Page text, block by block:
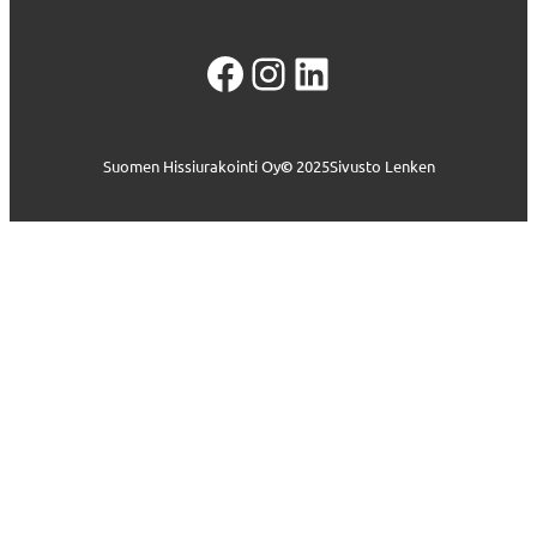
Facebook
Instagram
LinkedIn
Suomen Hissiurakointi Oy©2025Sivusto Lenken